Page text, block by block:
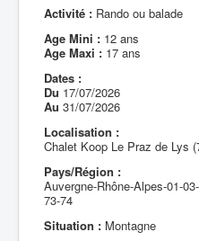
Activité : Rando ou balade
Age Mini : 12 ans
Age Maxi : 17 ans
Dates :
Du 17/07/2026
Au 31/07/2026
Localisation :
Chalet Koop Le Praz de Lys
Pays/Région :
Auvergne-Rhône-Alpes-01-
73-74
Situation : Montagne